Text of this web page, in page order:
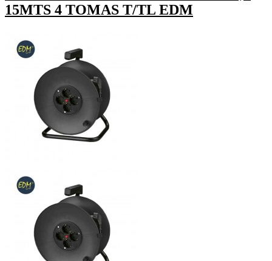
15MTS 4 TOMAS T/TL EDM